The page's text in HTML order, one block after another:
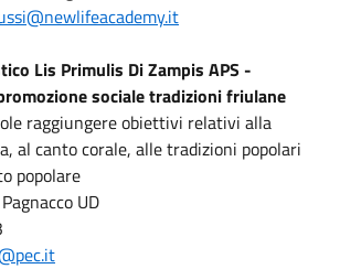
Lis Primulis Di Zampis APS -
sociale tradizioni friulane
raggiungere obiettivi relativi alla
al canto corale, alle tradizioni popolari
popolare
UD